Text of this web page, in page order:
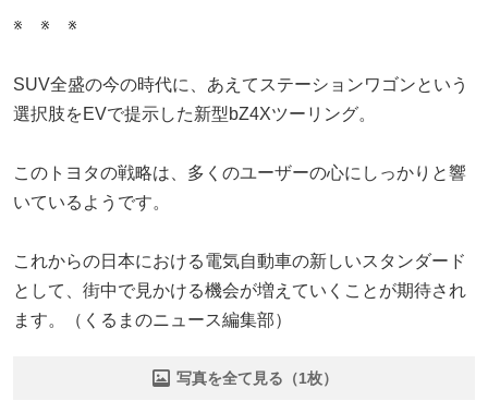
※ ※ ※
SUV全盛の今の時代に、あえてステーションワゴンという
選択肢をEVで提示した新型bZ4Xツーリング。
このトヨタの戦略は、多くのユーザーの心にしっかりと響
いているようです。
これからの日本における電気自動車の新しいスタンダード
として、街中で見かける機会が増えていくことが期待され
ます。（くるまのニュース編集部）
写真を全て見る（1枚）